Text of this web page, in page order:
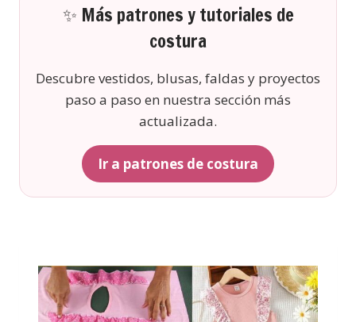
✨ Más patrones y tutoriales de
costura
Descubre vestidos, blusas, faldas y proyectos
paso a paso en nuestra sección más
actualizada.
Ir a patrones de costura